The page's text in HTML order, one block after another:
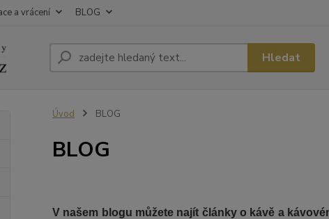
a vrácení BLOG
Hledat
Úvod BLOG
BLOG
V našem blogu můžete najít články o kávě a